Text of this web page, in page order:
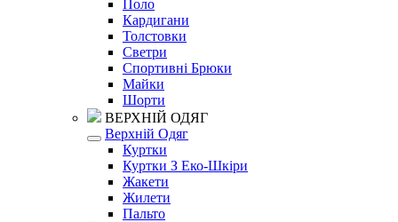
Поло
Кардигани
Толстовки
Светри
Спортивні Брюки
Майки
Шорти
ВЕРХНІЙ ОДЯГ
Верхній Одяг
Куртки
Куртки З Еко-Шкіри
Жакети
Жилети
Пальто